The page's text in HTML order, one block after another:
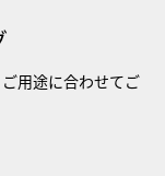
用途に合わせてご